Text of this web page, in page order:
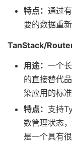
特点： 通过
要的数据重
TanStack/
用途： 一个
的直接替代
染应用的标准
特点： 支持
数管理状态
是一个具有